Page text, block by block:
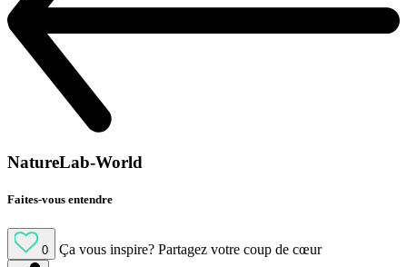
NatureLab-World
Faites-vous entendre
0 Ça vous inspire? Partagez votre coup de cœur